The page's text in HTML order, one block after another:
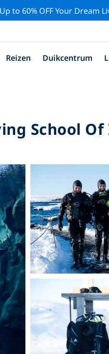
to 60% OFF Your Dream
Reizen Duikcentrum
School